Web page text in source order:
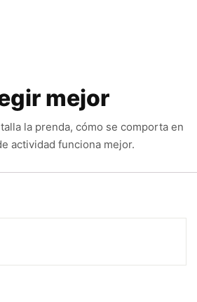
mejor
la prenda, cómo se comporta en
actividad funciona mejor.